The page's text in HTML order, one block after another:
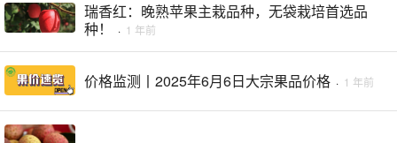
瑞香红：晚熟苹果主栽品种，无袋栽培首选品
种！
· 1 年前
价格监测丨2025年6月6日大宗果品价格 · 1 年前